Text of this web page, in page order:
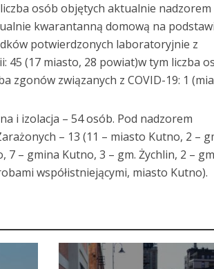
osób objętych aktualnie nadzorem
kwarantanną domową na
potwierdzonych laboratoryjnie z
(17 miasto, 28 powiat)w tym liczba
zgonów związanych z COVID-19: 1
i izolacja – 54 osób. Pod nadzorem
– 13 (11 – miasto Kutno, 2 –
7 – gmina Kutno, 3 – gm. Żychlin, 2 –
współistniejącymi, miasto Kutno).